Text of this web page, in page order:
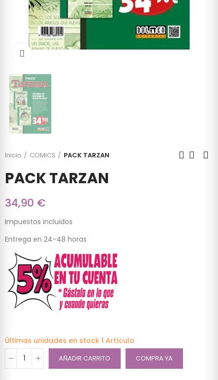
Inicio COMICS PACK TARZAN
PACK TARZAN
34,90 €
Impuestos incluidos
Entrega en 24-48 horas
Últimas unidades en stock 1 Artículo
AÑADIR CARRITO COMPRA YA